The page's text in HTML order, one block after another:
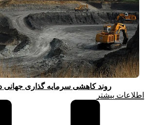
روند کاهشی سرمایه گذاری جهانی
اطلاعات بیشتر